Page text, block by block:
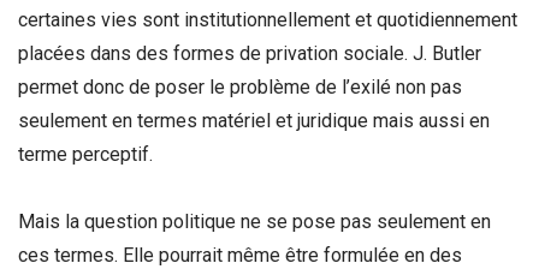
certaines vies sont institutionnellement et quotidiennement
placées dans des formes de privation sociale. J. Butler
permet donc de poser le problème de l’exilé non pas
seulement en termes matériel et juridique mais aussi en
terme perceptif.
Mais la question politique ne se pose pas seulement en
ces termes. Elle pourrait même être formulée en des